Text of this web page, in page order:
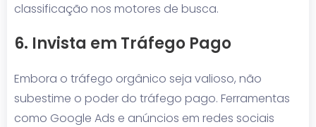
classificação nos motores de busca.
6. Invista em Tráfego Pago
Embora o tráfego orgânico seja valioso, não
subestime o poder do tráfego pago. Ferramentas
como Google Ads e anúncios em redes sociais